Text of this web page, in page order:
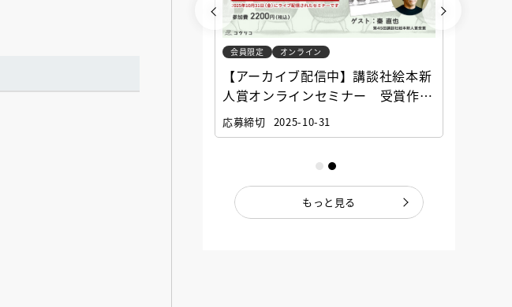
新人賞】受賞作家と前選考委
会員限定 オンライン
【アーカイブ配信中】講談社絵本新
人賞オンラインセミナー 受賞作家
と担当編集者が語る「絵本創作実践
講座」
応募締切 2025-10-31
もっと見る